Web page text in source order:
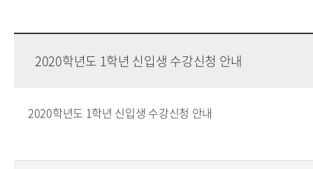
2020학년도 1학년 신입생 수강신청 안내
2020학년도 1학년 신입생 수강신청 안내